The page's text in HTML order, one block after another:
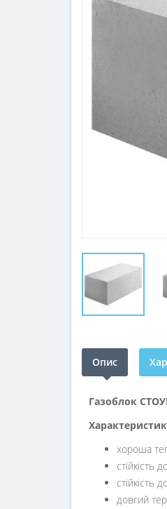
Опис
Газоблок
хороша
стійкість
стійкість
довгий